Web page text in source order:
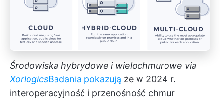
Środowiska hybrydowe i wielochmurowe via
XorlogicsBadania pokazują że w 2024 r.
interoperacyjność i przenośność chmur